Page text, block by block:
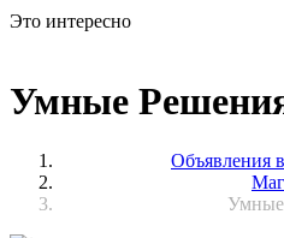
Это интересно
Умные
Объявления